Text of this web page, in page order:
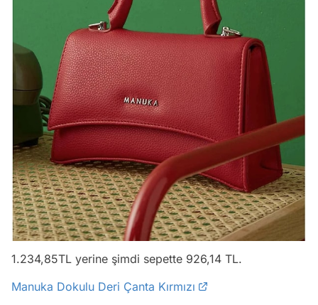
1.234,85TL yerine şimdi sepette 926,14 TL.
Manuka Dokulu Deri Çanta Kırmızı